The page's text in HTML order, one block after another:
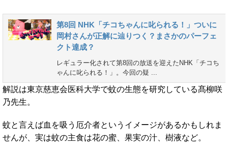
第8回 NHK「チコちゃんに叱られる！」ついに
岡村さんが正解に辿りつく？まさかのパーフェ
クト達成？
レギュラー化されて第8回の放送を迎えたNHK「チコち
ゃんに叱られる！」。今回の疑 ...
解説は東京慈恵会医科大学で蚊の生態を研究している髙柳咲
乃先生。
蚊と言えば血を吸う厄介者というイメージがあるかもしれま
せんが、実は蚊の主食は花の蜜、果実の汁、樹液など。